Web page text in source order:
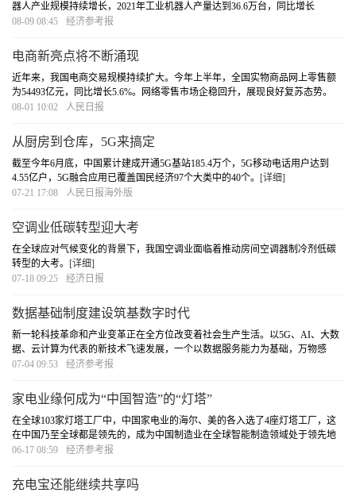
器人产业规模持续增长，2021年工业机器人产量达到36.6万台，同比增长
67.9%。服务机器人产量达到921.4万台，同比增长48.9%。下一步，工信部将进
08-09 08:45 经济参考报
电商新亮点将不断涌现
近年来，我国电商交易规模持续扩大。今年上半年，全国实物商品网上零售额
为54493亿元，同比增长5.6%。网络零售市场企稳回升，展现良好复苏态势。
[详细]
08-01 10:02 人民日报
从厨房到仓库，5G来搞定
截至今年6月底，中国累计建成开通5G基站185.4万个，5G移动电话用户达到
4.55亿户，5G融合应用已覆盖国民经济97个大类中的40个。 [详细]
07-21 17:08
人民日报海外版
空调业低碳转型迎大考
在全球应对气候变化的背景下，我国空调业面临着推动房间空调器制冷剂低碳
转型的大考。 [详细]
07-18 09:25
经济日报
数据基础制度建设筑基数字时代
新一轮科技革命和产业变革正在全方位改变着社会生产生活。以5G、AI、大数
据、云计算为代表的新技术飞速发展，一个以数据服务能力为基础，万物感
知、万物互联、万物智能的数字经济时代正在加速到来。数据作为数字经济关
07-04 09:53 经济参考报
家电业缘何成为“中国智造”的“灯塔”
在全球103家灯塔工厂中，中国家电业的海尔、美的各入选了4座灯塔工厂，这
在中国乃至全球都是领先的，成为中国制造业在全球智能制造领域处于领先地
位的有力印证。[详细]
06-17 08:59 经济参考报
充电宝还能继续共享吗